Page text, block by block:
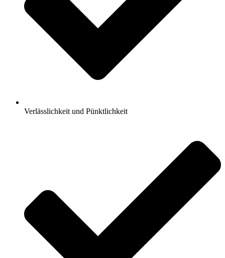
Verlässlichkeit und Pünktlichkeit